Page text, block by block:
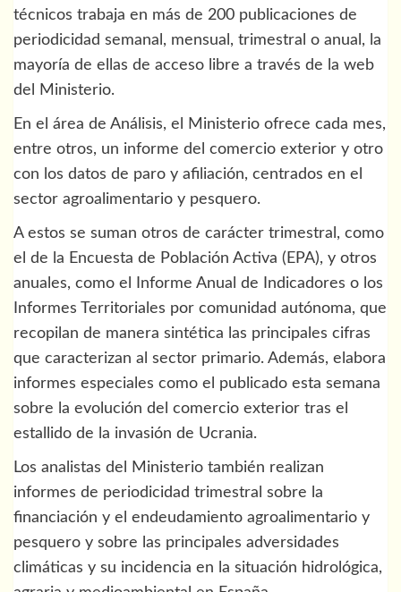
técnicos trabaja en más de 200 publicaciones de
periodicidad semanal, mensual, trimestral o anual, la
mayoría de ellas de acceso libre a través de la web
del Ministerio.
En el área de Análisis, el Ministerio ofrece cada mes,
entre otros, un informe del comercio exterior y otro
con los datos de paro y afiliación, centrados en el
sector agroalimentario y pesquero.
A estos se suman otros de carácter trimestral, como
el de la Encuesta de Población Activa (EPA), y otros
anuales, como el Informe Anual de Indicadores o los
Informes Territoriales por comunidad autónoma, que
recopilan de manera sintética las principales cifras
que caracterizan al sector primario. Además, elabora
informes especiales como el publicado esta semana
sobre la evolución del comercio exterior tras el
estallido de la invasión de Ucrania.
Los analistas del Ministerio también realizan
informes de periodicidad trimestral sobre la
financiación y el endeudamiento agroalimentario y
pesquero y sobre las principales adversidades
climáticas y su incidencia en la situación hidrológica,